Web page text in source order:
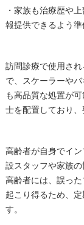
・家族も治療歴や
報提供できるよう準
訪問診療で使用さ
で、スケーラーや
も高品質な処置が
士を配置しており、
高齢者が自身でイ
設スタッフや家族
高齢者には、誤っ
起こり得るため、
す。